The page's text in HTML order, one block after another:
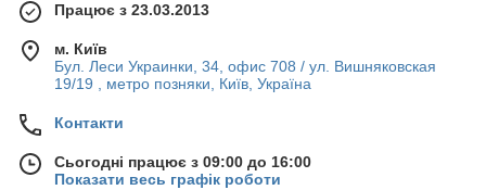
Працює з 23.03.2013
м. Київ
Бул. Леси Украинки, 34, офис 708 / ул. Вишняковская
19/19 , метро позняки, Київ, Україна
Контакти
Сьогодні працює з 09:00 до 16:00
Показати весь графік роботи